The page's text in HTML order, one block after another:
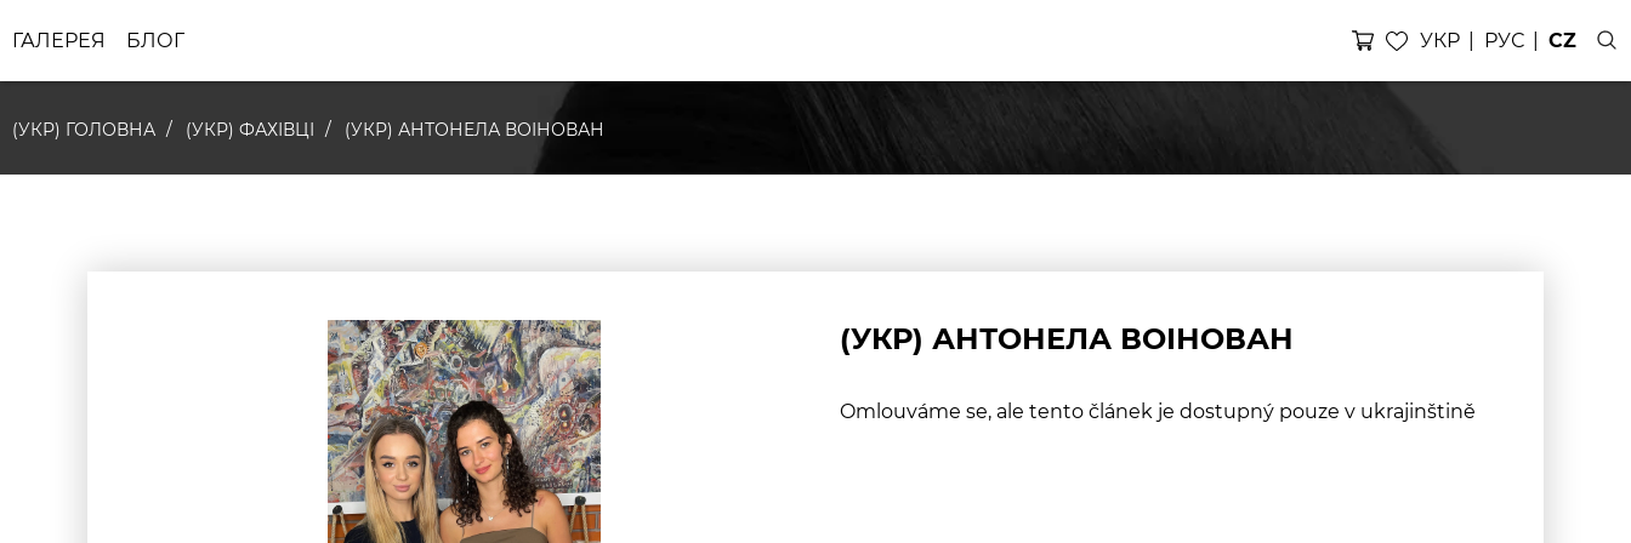
ГАЛЕРЕЯ БЛОГ УКР РУС CZ
(УКР) ГОЛОВНА (УКР) ФАХІВЦІ (УКР) АНТОНЕЛА ВОІНОВАН
(УКР) АНТОНЕЛА ВОІНОВАН
Omlouváme se, ale tento článek je dostupný pouze v ukrajinštině